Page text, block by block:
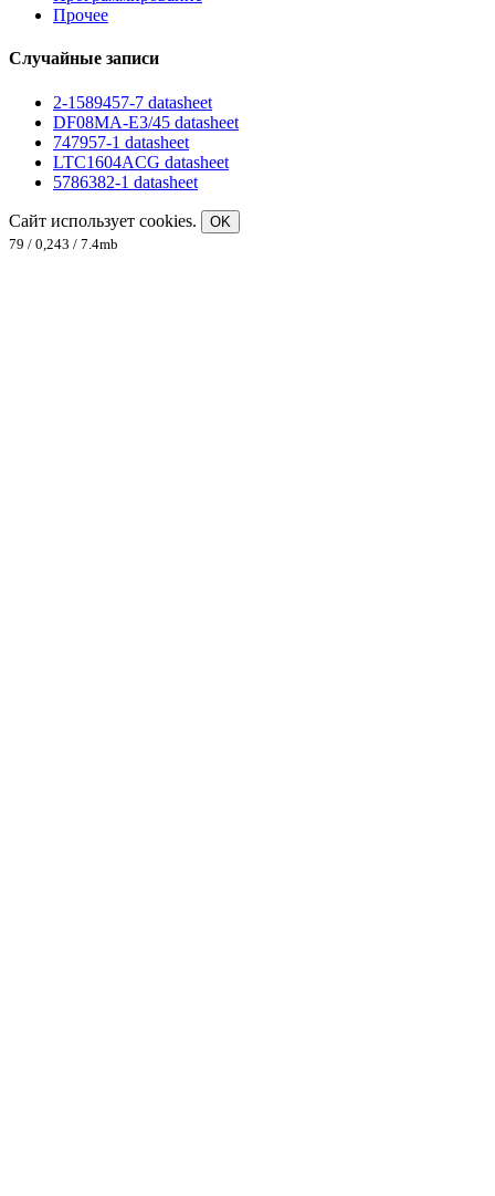
Прочее
Случайные записи
2-1589457-7 datasheet
DF08MA-E3/45 datasheet
747957-1 datasheet
LTC1604ACG datasheet
5786382-1 datasheet
Сайт использует cookies.
OK
79 / 0,243 / 7.4mb